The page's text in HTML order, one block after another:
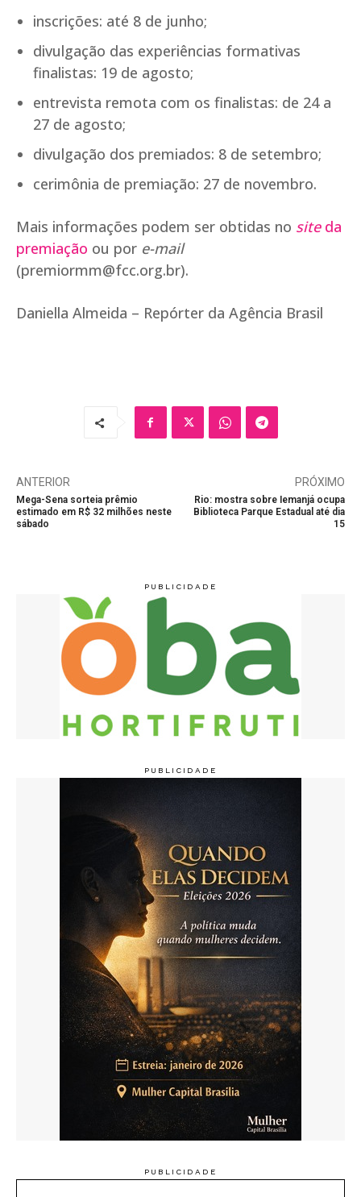
inscrições: até 8 de junho;
divulgação das experiências formativas
finalistas: 19 de agosto;
entrevista remota com os finalistas: de 24 a
27 de agosto;
divulgação dos premiados: 8 de setembro;
cerimônia de premiação: 27 de novembro.
Mais informações podem ser obtidas no site da
premiação ou por e-mail
(premiormm@fcc.org.br).
Daniella Almeida – Repórter da Agência Brasil
ANTERIOR
Mega-Sena sorteia prêmio
estimado em R$ 32 milhões neste
sábado
PRÓXIMO
Rio: mostra sobre Iemanjá ocupa
Biblioteca Parque Estadual até dia
15